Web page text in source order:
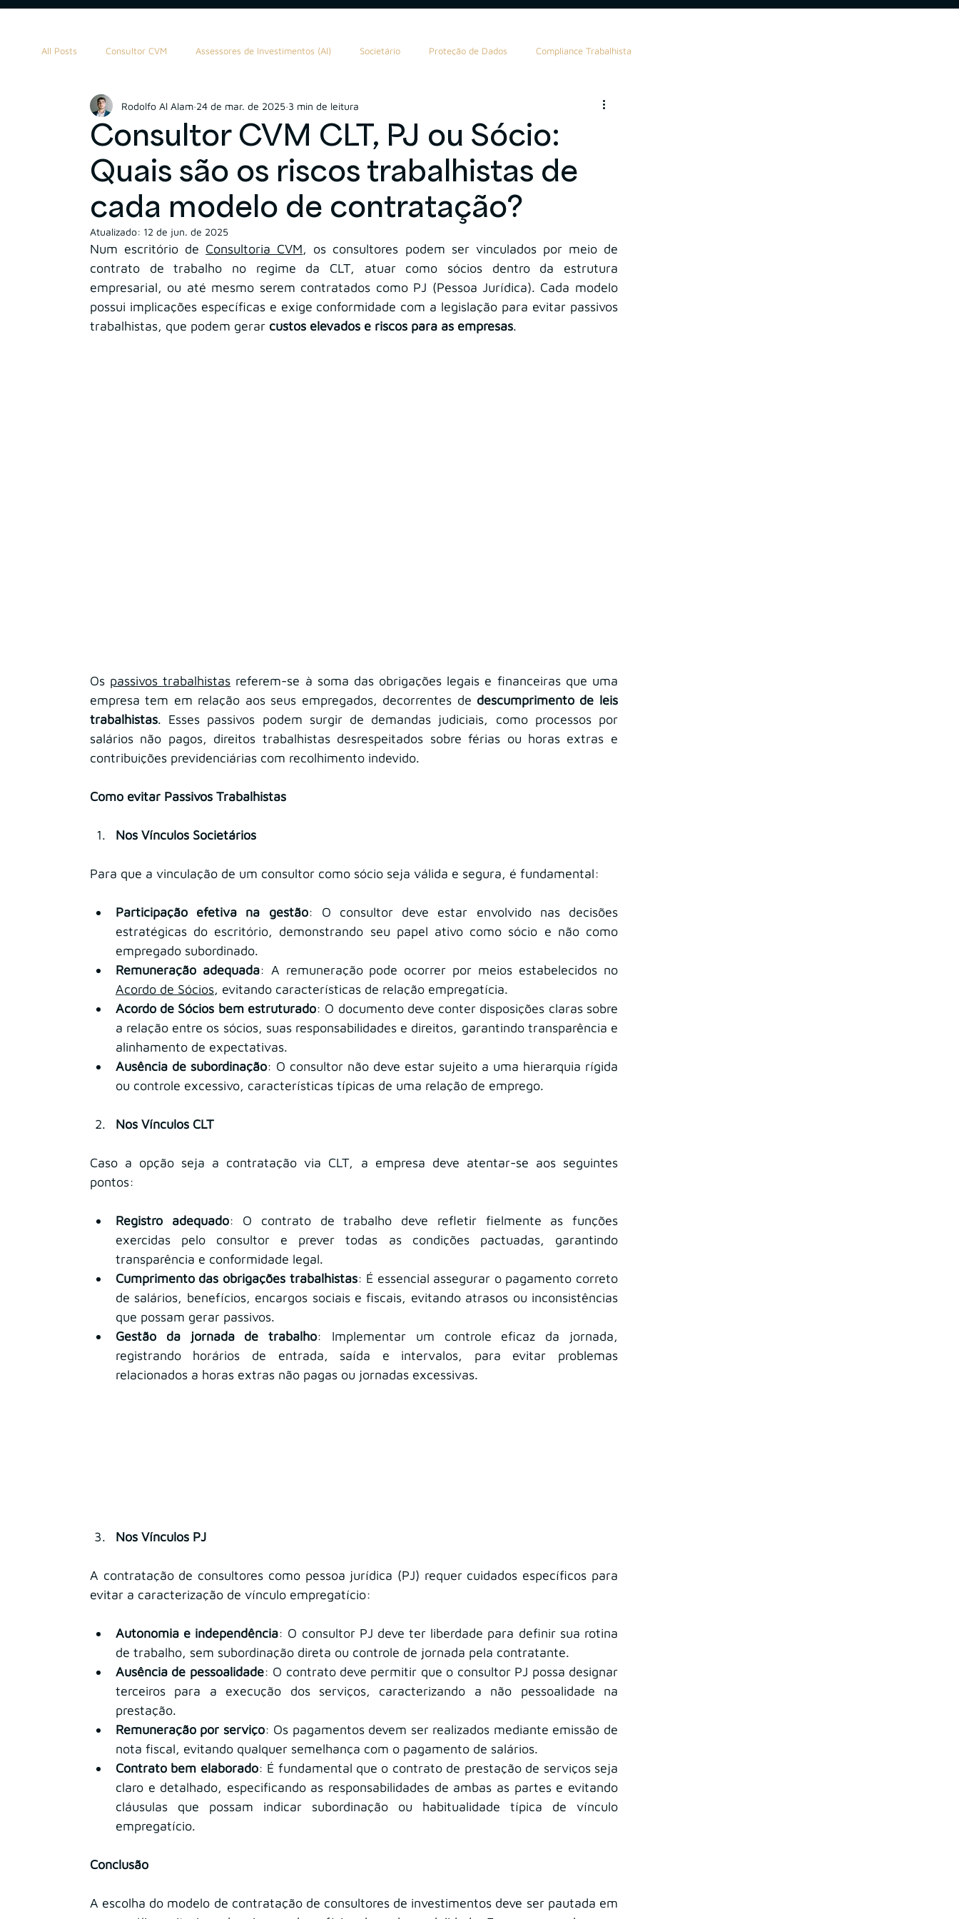
All Posts Consultor CVM Assessores de Investimentos (AI) Societário Proteção de Dados Compliance Trabalhista
Propriedade Intelectual M&A Contratos Wealth Planning
Asset Management Holding Contabilidade AuC Compliance Financeiro AIInFinance
Consultor CVM CLT, PJ ou Sócio:
Quais são os riscos trabalhistas de
cada modelo de contratação?
Rodolfo Al Alam 24 de mar. de 2025 3 min de leitura
Atualizado: 12 de jun. de 2025
Num escritório de Consultoria CVM, os consultores podem ser vinculados por meio de
contrato de trabalho no regime da CLT, atuar como sócios dentro da estrutura
empresarial, ou até mesmo serem contratados como PJ (Pessoa Jurídica). Cada modelo
possui implicações específicas e exige conformidade com a legislação para evitar passivos
trabalhistas, que podem gerar custos elevados e riscos para as empresas.
Os passivos trabalhistas referem-se à soma das obrigações legais e financeiras que uma
empresa tem em relação aos seus empregados, decorrentes de descumprimento de leis
trabalhistas. Esses passivos podem surgir de demandas judiciais, como processos por
salários não pagos, direitos trabalhistas desrespeitados sobre férias ou horas extras e
contribuições previdenciárias com recolhimento indevido.
Como evitar Passivos Trabalhistas
Nos Vínculos Societários
Para que a vinculação de um consultor como sócio seja válida e segura, é fundamental:
Participação efetiva na gestão: O consultor deve estar envolvido nas decisões
estratégicas do escritório, demonstrando seu papel ativo como sócio e não como
empregado subordinado.
Remuneração adequada
: A remuneração pode ocorrer por meios estabelecidos no
Acordo de Sócios, evitando características de relação empregatícia.
Acordo de Sócios bem estruturado: O documento deve conter disposições claras sobre
a relação entre os sócios, suas responsabilidades e direitos, garantindo transparência e
alinhamento de expectativas.
Ausência de subordinação: O consultor não deve estar sujeito a uma hierarquia rígida
ou controle excessivo, características típicas de uma relação de emprego.
Nos Vínculos CLT
Caso a opção seja a contratação via CLT, a empresa deve atentar-se aos seguintes
pontos:
Registro adequado: O contrato de trabalho deve refletir fielmente as funções
exercidas pelo consultor e prever todas as condições pactuadas, garantindo
transparência e conformidade legal.
Cumprimento das obrigações trabalhistas: É essencial assegurar o pagamento correto
de salários, benefícios, encargos sociais e fiscais, evitando atrasos ou inconsistências
que possam gerar passivos.
Gestão da jornada de trabalho: Implementar um controle eficaz da jornada,
registrando horários de entrada, saída e intervalos, para evitar problemas
relacionados a horas extras não pagas ou jornadas excessivas.
Nos Vínculos PJ
A contratação de consultores como pessoa jurídica (PJ) requer cuidados específicos para
evitar a caracterização de vínculo empregatício:
Autonomia e independência: O consultor PJ deve ter liberdade para definir sua rotina
de trabalho, sem subordinação direta ou controle de jornada pela contratante.
Ausência de pessoalidade: O contrato deve permitir que o consultor PJ possa designar
terceiros para a execução dos serviços, caracterizando a não pessoalidade na
prestação.
Remuneração por serviço: Os pagamentos devem ser realizados mediante emissão de
nota fiscal, evitando qualquer semelhança com o pagamento de salários.
Contrato bem elaborado: É fundamental que o contrato de prestação de serviços seja
claro e detalhado, especificando as responsabilidades de ambas as partes e evitando
cláusulas que possam indicar subordinação ou habitualidade típica de vínculo
empregatício.
Conclusão
A escolha do modelo de contratação de consultores de investimentos deve ser pautada em